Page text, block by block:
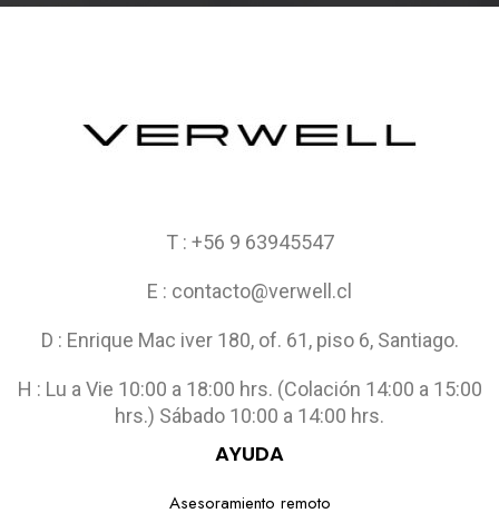
T : +56 9 63945547
E : contacto@verwell.cl
D : Enrique Mac iver 180, of. 61, piso 6, Santiago.
H : Lu a Vie 10:00 a 18:00 hrs. (Colación 14:00 a 15:00
hrs.) Sábado 10:00 a 14:00 hrs.
AYUDA
Asesoramiento remoto